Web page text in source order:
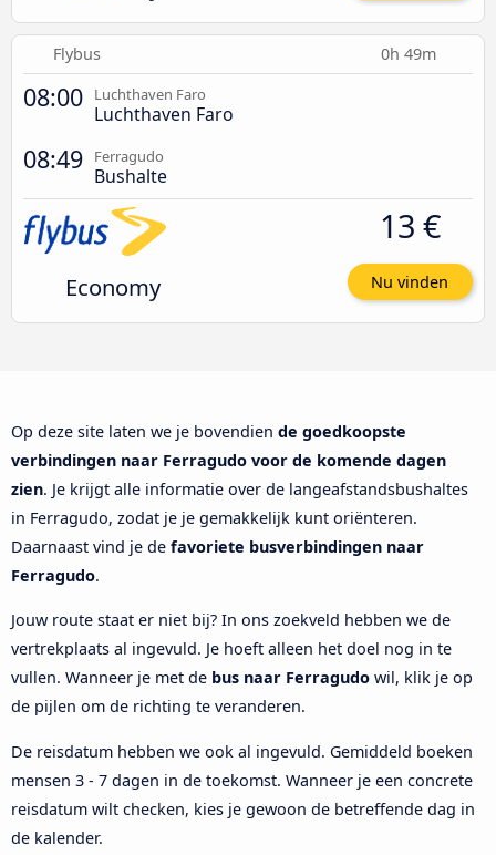
Flybus 0h 49m
08:00 Luchthaven Faro
Luchthaven Faro
08:49 Ferragudo
Bushalte
Economy
13 €
Nu vinden
Op deze site laten we je bovendien de goedkoopste
verbindingen naar Ferragudo voor de komende dagen
zien. Je krijgt alle informatie over de langeafstandsbushaltes
in Ferragudo, zodat je je gemakkelijk kunt oriënteren.
Daarnaast vind je de favoriete busverbindingen naar
Ferragudo.
Jouw route staat er niet bij? In ons zoekveld hebben we de
vertrekplaats al ingevuld. Je hoeft alleen het doel nog in te
vullen. Wanneer je met de bus naar Ferragudo wil, klik je op
de pijlen om de richting te veranderen.
De reisdatum hebben we ook al ingevuld. Gemiddeld boeken
mensen 3 - 7 dagen in de toekomst. Wanneer je een concrete
reisdatum wilt checken, kies je gewoon de betreffende dag in
de kalender.